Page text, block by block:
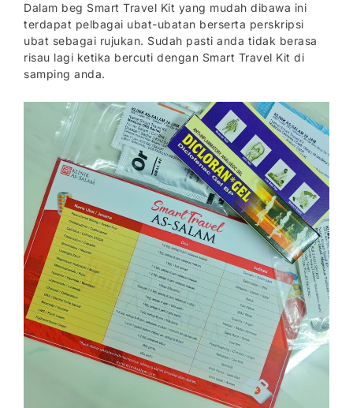
Dalam beg Smart Travel Kit yang mudah dibawa ini
terdapat pelbagai ubat-ubatan berserta perskripsi
ubat sebagai rujukan. Sudah pasti anda tidak berasa
risau lagi ketika bercuti dengan Smart Travel Kit di
samping anda.